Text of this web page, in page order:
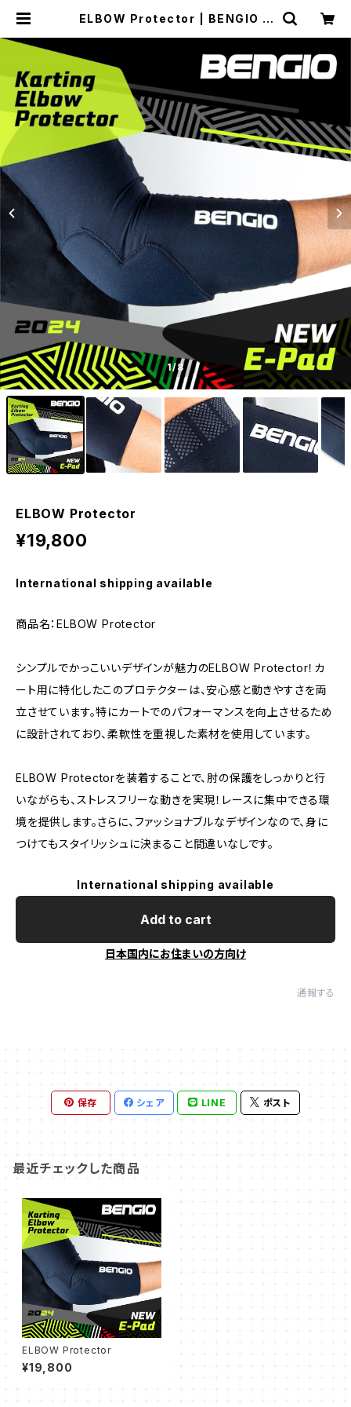
ELBOW Protector | BENGIO H
1/8
ELBOW Protector
¥19,800
International shipping available
商品名：ELBOW Protector
シンプルでかっこいいデザインが魅力のELBOW Protector！カ
ート用に特化したこのプロテクターは、安心感と動きやすさを両
立させています。特にカートでのパフォーマンスを向上させるため
に設計されており、柔軟性を重視した素材を使用しています。
ELBOW Protectorを装着することで、肘の保護をしっかりと行
いながらも、ストレスフリーな動きを実現！レースに集中できる環
境を提供します。さらに、ファッショナブルなデザインなので、身に
つけてもスタイリッシュに決まること間違いなしです。
International shipping available
Add to cart
日本国内にお住まいの方向け
通報する
保存 シェア LINE ポスト
最近チェックした商品
ELBOW Protector
¥19,800